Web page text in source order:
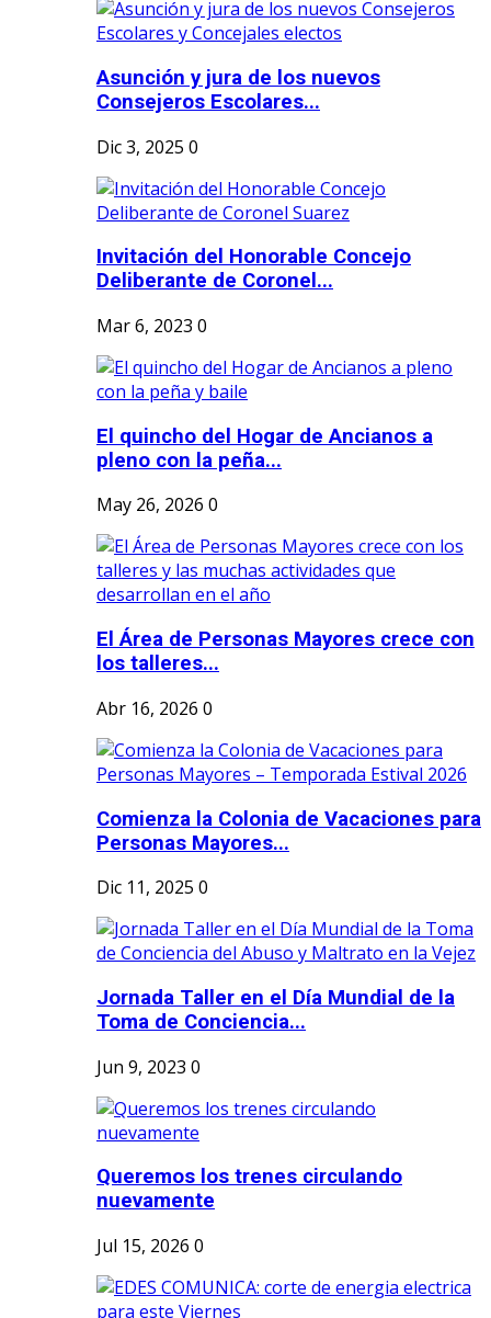
Asunción y jura de los nuevos
Consejeros Escolares...
Dic 3, 2025 0
Invitación del Honorable Concejo
Deliberante de Coronel...
Mar 6, 2023 0
El quincho del Hogar de Ancianos a
pleno con la peña...
May 26, 2026 0
El Área de Personas Mayores crece con
los talleres...
Abr 16, 2026 0
Comienza la Colonia de Vacaciones para
Personas Mayores...
Dic 11, 2025 0
Jornada Taller en el Día Mundial de la
Toma de Conciencia...
Jun 9, 2023 0
Queremos los trenes circulando
nuevamente
Jul 15, 2026 0